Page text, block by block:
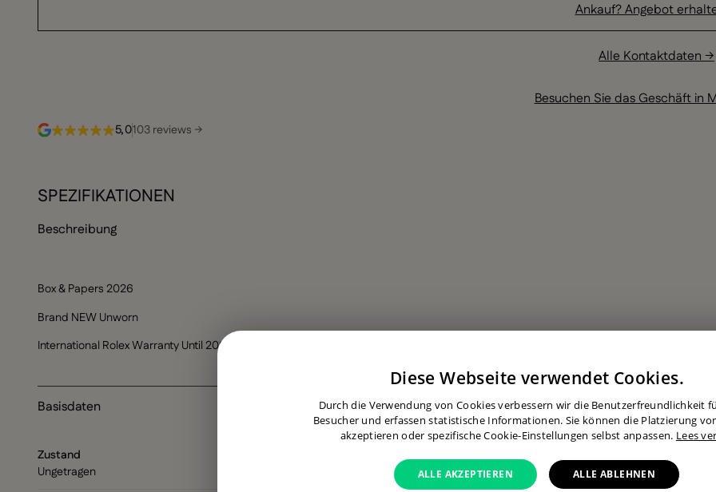
Ankauf? Angebot
Alle Kontaktdaten →
Besuchen Sie das Geschäft in
5,0103 reviews →
SPEZIFIKATIONEN
Beschreibung
Box & Papers 2026
Brand NEW Unworn
International Rolex Warranty Until 2031
Basisdaten
Zustand
Ungetragen
Diese Webseite verwendet Cookies.
Durch die Verwendung von Cookies verbessern wir die Benutzerfreundlichkeit
Besucher und erfassen statistische Informationen. Sie können die Platzierung
akzeptieren oder spezifische Cookie-Einstellungen selbst anpassen. Lees
ALLE AKZEPTIEREN ALLE ABLEHNEN